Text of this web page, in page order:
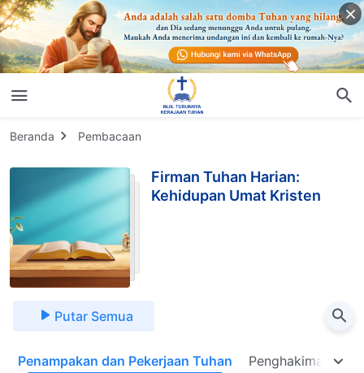
Beranda Pembacaan
Firman Tuhan Harian:
Kehidupan Umat Kristen
Putar Semua
Penampakan dan Pekerjaan Tuhan Penghakiman